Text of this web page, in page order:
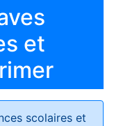
et
scolaires et